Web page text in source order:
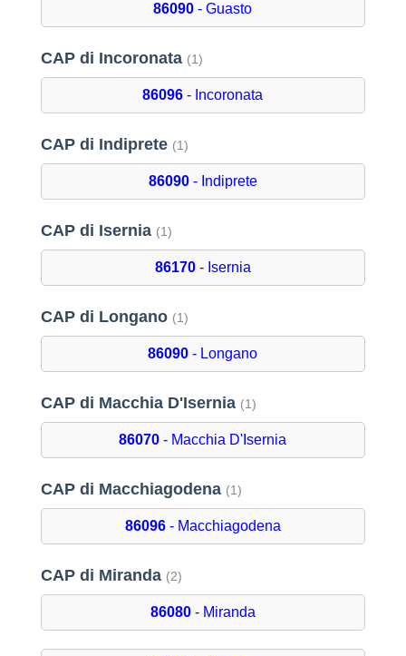
86090 - Guasto
CAP di Incoronata (1)
86096 - Incoronata
CAP di Indiprete (1)
86090- Indiprete
CAP di Isernia (1)
86170- Isernia
CAP di Longano (1)
86090 - Longano
CAP di Macchia D'Isernia (1)
86070 - Macchia D'Isernia
CAP di Macchiagodena (1)
86096- Macchiagodena
CAP di Miranda (2)
86080- Miranda